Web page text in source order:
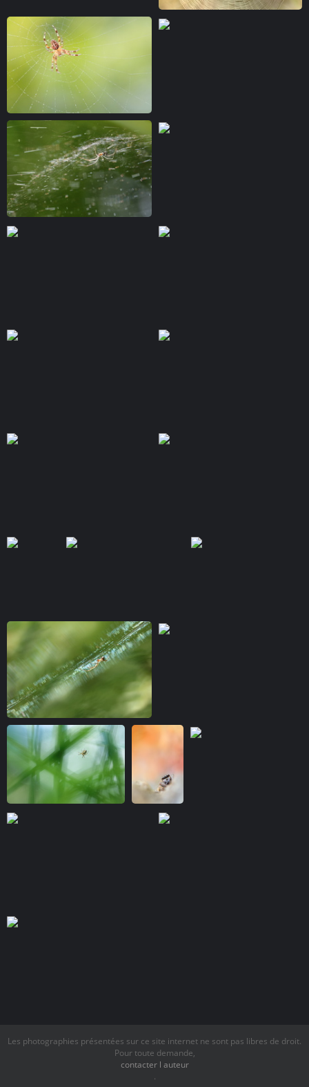
Les photographies présentées sur ce site internet ne sont pas libres de droit.
Pour toute demande,
contacter l auteur
.